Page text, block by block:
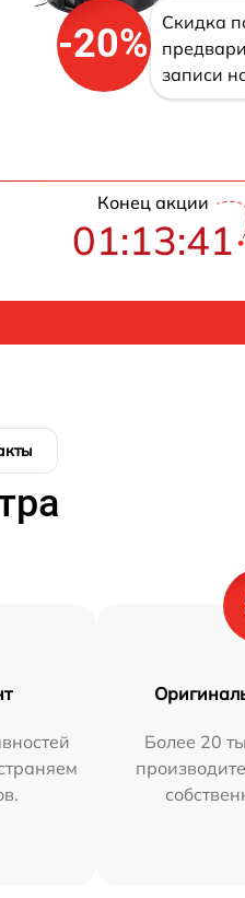
-20%
Скидка
записи
Конец акции
01:13:39
Более 20